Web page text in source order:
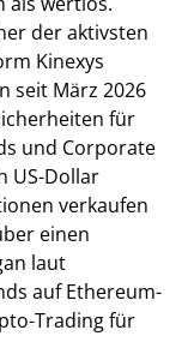
der aktivsten
Kinexys
seit März 2026
für
und Corporate
US-Dollar
verkaufen
einen
laut
auf Ethereum-
Trading für